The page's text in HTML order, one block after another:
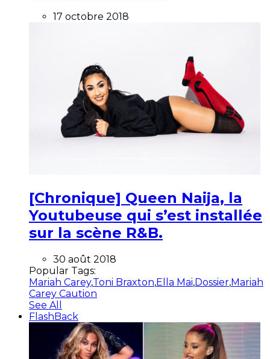
17 octobre 2018
[Chronique] Queen Naija, la
Youtubeuse qui s’est installée
sur la scène R&B.
30 août 2018
Popular Tags:
Mariah Carey,Toni Braxton,Ella Mai,Dossier,Mariah
Carey Caution
See All
FlashBack